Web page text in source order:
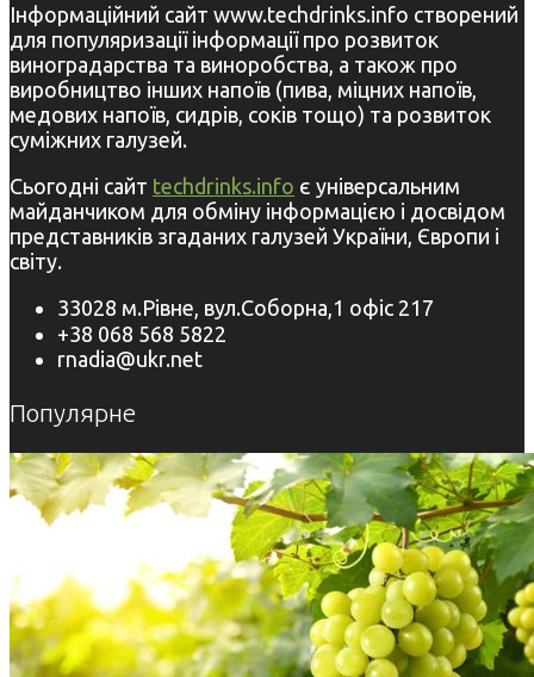
Інформаційний сайт www.techdrinks.info створений
для популяризації інформації про розвиток
виноградарства та виноробства, а також про
виробництво інших напоїв (пива, міцних напоїв,
медових напоїв, сидрів, соків тощо) та розвиток
суміжних галузей.
Сьогодні сайт techdrinks.info є універсальним
майданчиком для обміну інформацією і досвідом
представників згаданих галузей України, Європи і
світу.
33028 м.Рівне, вул.Соборна,1 офіс 217
+38 068 568 5822
rnadia@ukr.net
Популярне